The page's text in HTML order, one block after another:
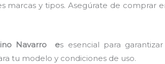
y tipos. Asegúrate de comprar
Navarro es esencial para
tu modelo y condiciones de uso.